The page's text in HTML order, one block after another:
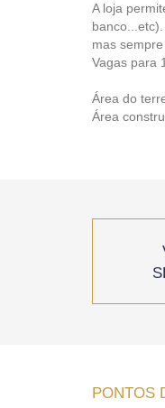
A loja
banco...etc).
mas
Vagas para
Área do
Área
PONTOS